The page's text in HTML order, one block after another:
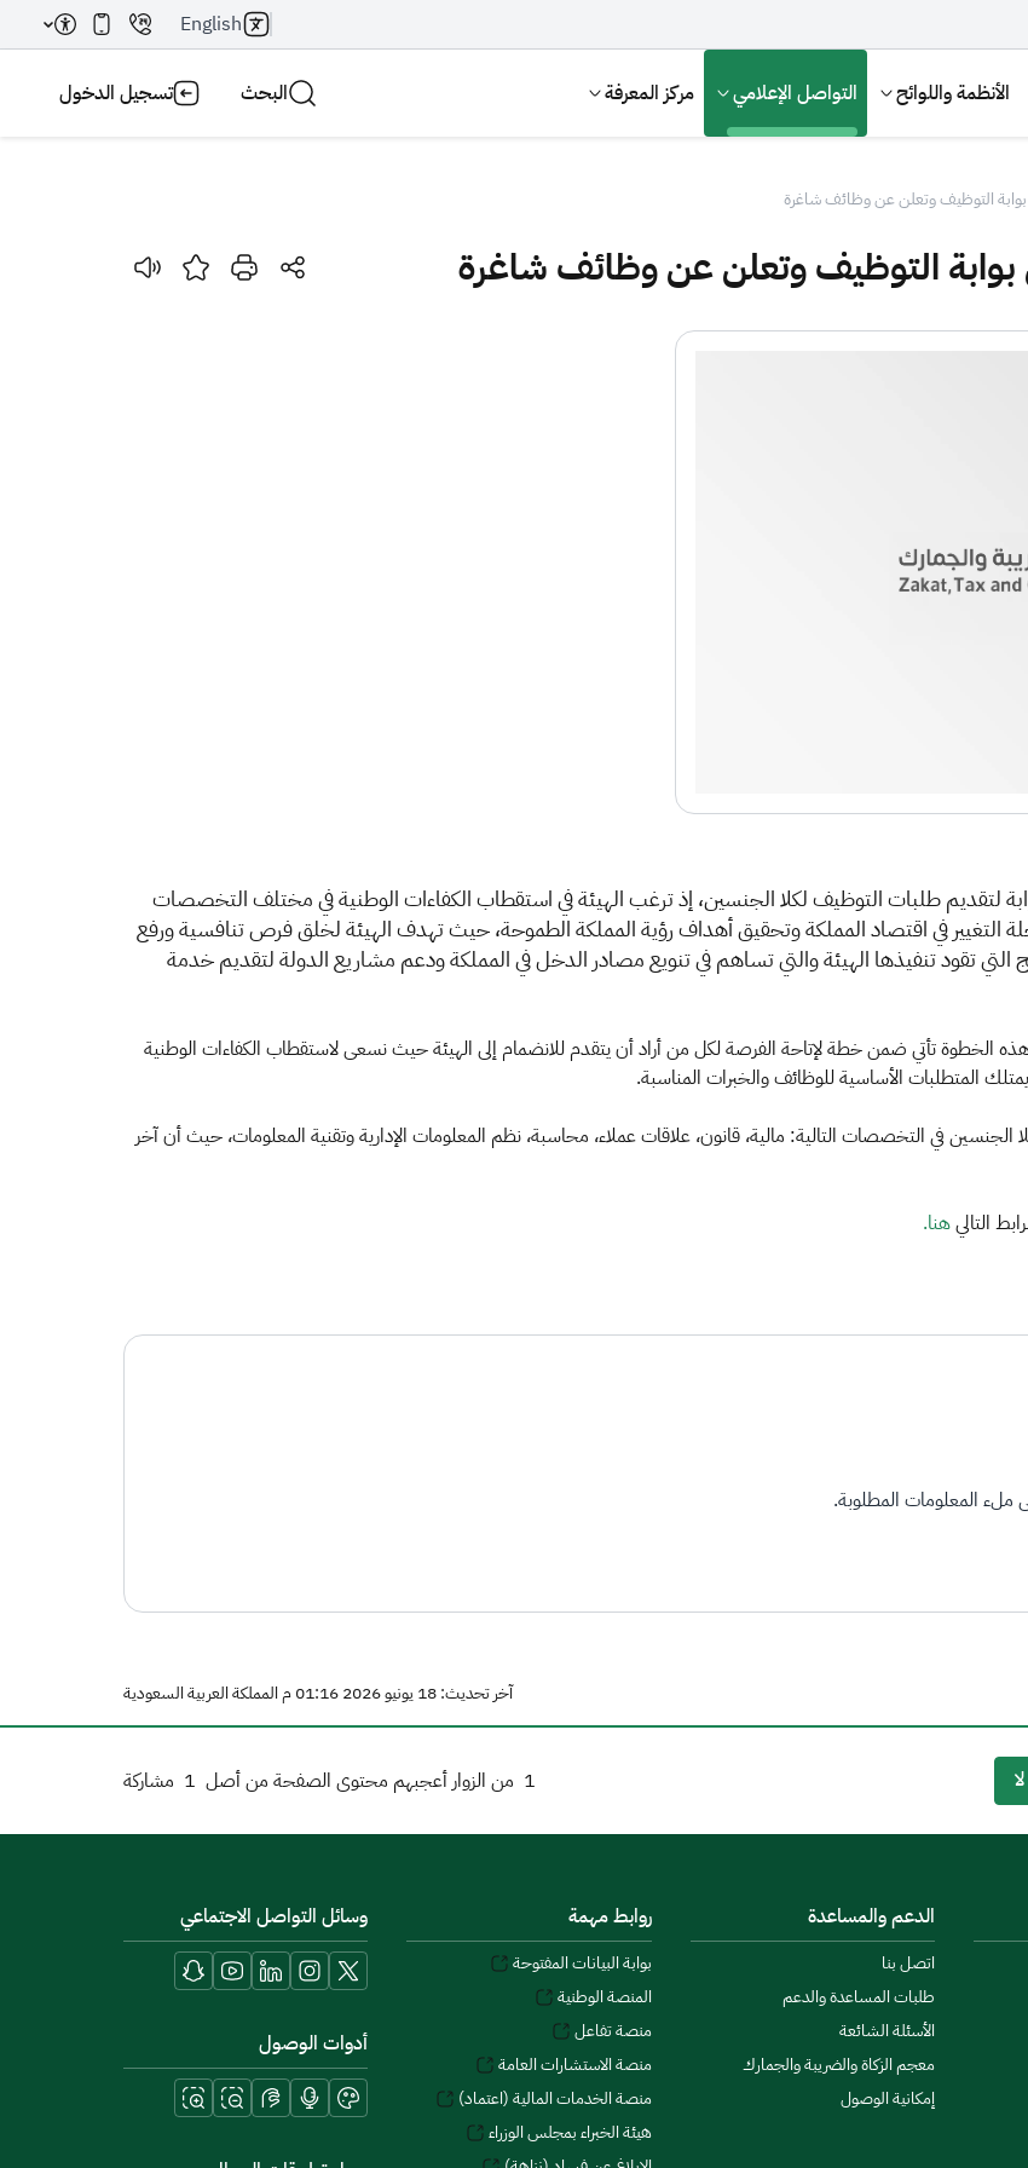
English
الأنظمة واللوائح التواصل الإعلامي مركز المعرفة البحث تسجيل الدخول
بوابة التوظيف وتعلن عن وظائف شاغرة
بوابة التوظيف وتعلن عن وظائف شاغرة
لتقديم طلبات التوظيف لكلا الجنسين، إذ ترغب الهيئة في استقطاب الكفاءات الوطنية في مختلف التخصصات
التغيير في اقتصاد المملكة وتحقيق أهداف رؤية المملكة الطموحة، حيث تهدف الهيئة لخلق فرص تنافسية ورفع
التي تقود تنفيذها الهيئة والتي تساهم في تنويع مصادر الدخل في المملكة ودعم مشاريع الدولة لتقديم خدمة
الخطوة تأتي ضمن خطة لإتاحة الفرصة لكل من أراد أن يتقدم للانضمام إلى الهيئة حيث نسعى لاستقطاب الكفاءات الوطنية
المتطلبات الأساسية للوظائف والخبرات المناسبة.
في التخصصات التالية: مالية، قانون، علاقات عملاء، محاسبة، نظم المعلومات الإدارية وتقنية المعلومات، حيث أن آخر
التاليهنا.​
ملء المعلومات المطلوبة.
آخر تحديث: 18 يونيو 2026 01:16 م المملكة العربية السعودية
1 من الزوار أعجبهم محتوى الصفحة من أصل 1 مشاركة لا
الدعم والمساعدة
اتصل بنا
طلبات المساعدة والدعم
الأسئلة الشائعة
معجم الزكاة والضريبة والجمارك
إمكانية الوصول
روابط مهمة
بوابة البيانات المفتوحة
المنصة الوطنية
منصة تفاعل
منصة الاستشارات العامة
منصة الخدمات المالية (اعتماد)
هيئة الخبراء بمجلس الوزراء
وسائل التواصل الاجتماعي
أدوات الوصول